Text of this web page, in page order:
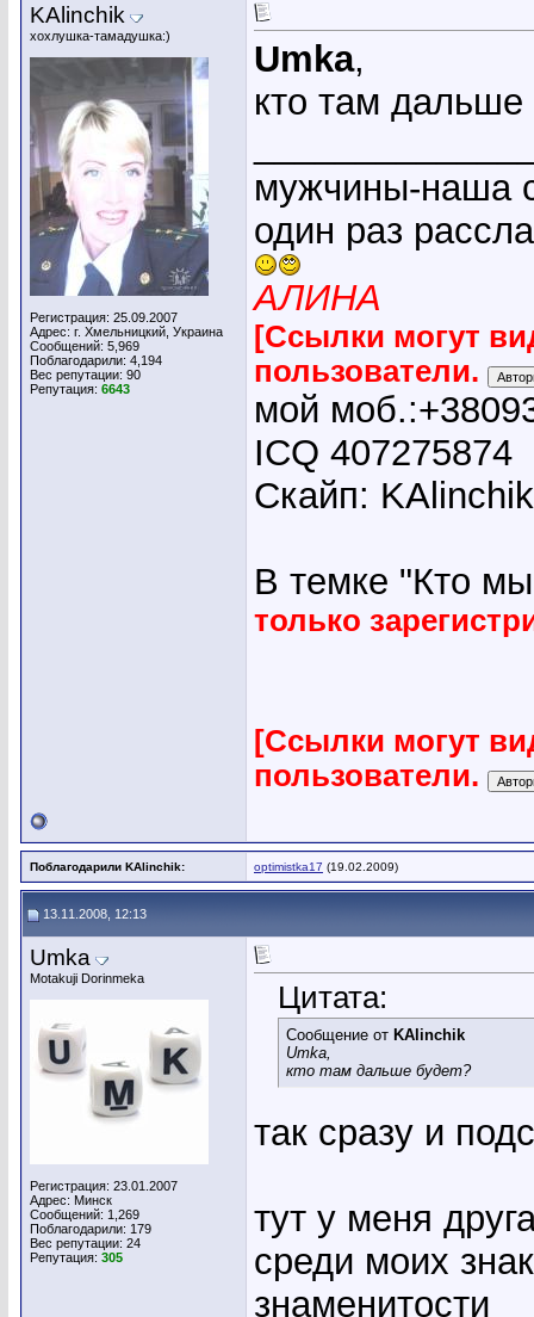
KAlinchik
хохлушка-тамадушка:)
Регистрация: 25.09.2007
Адрес: г. Хмельницкий, Украина
Сообщений: 5,969
Поблагодарили: 4,194
Вес репутации: 90
Репутация: 6643
Umka,
кто там дальше
мужчины-наша
один раз
АЛИНА
[Ссылки могут
пользователи.
мой
ICQ 407275874
Скайп:
В темке "Кто
только
[Ссылки могут
пользователи.
Поблагодарили KAlinchik: optimistka17 (19.02.2009)
13.11.2008, 12:13
Umka
Motakuji Dorinmeka
Регистрация: 23.01.2007
Адрес: Минск
Сообщений: 1,269
Поблагодарили: 179
Вес репутации: 24
Репутация: 305
Цитата:
Сообщение от KAlinchik
Umka,
кто там дальше будет?
так сразу и
тут у меня
среди моих
знаменитости